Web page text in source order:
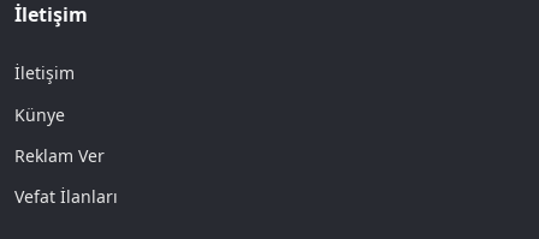
İletişim
İletişim
Künye
Reklam Ver
Vefat İlanları